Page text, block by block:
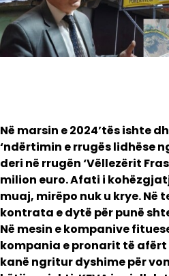
Në marsin e 2024’tës ishte
‘ndërtimin e rrugës lidhëse
deri në rrugën ‘Vëllezërit
milion euro. Afati i
muaj, mirëpo nuk u krye. Në
kontrata e dytë për punë
Në mesin e kompanive
kompania e pronarit të afërt
kanë ngritur dyshime për